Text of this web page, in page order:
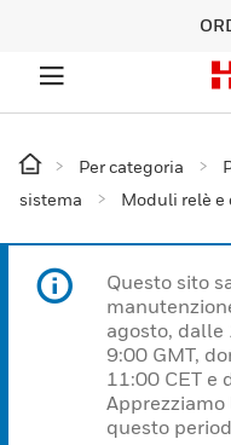
Per categoria
sistema
Moduli relè
Questo sito
agosto, dalle
9:00 GMT,
11:00 CET e
questo